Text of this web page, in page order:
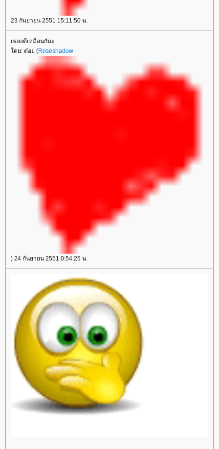
23 กันยายน 2551 15:11:50 น.
เพลงดีเหมือนกันะ
ดย: ต๋อย (Roseshadow
) 24 กันยายน 2551 0:54:25 น.